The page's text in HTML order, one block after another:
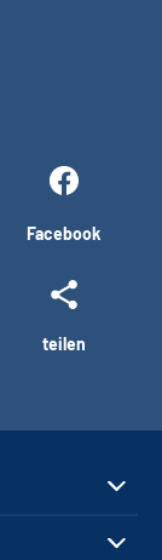
Facebook
teilen